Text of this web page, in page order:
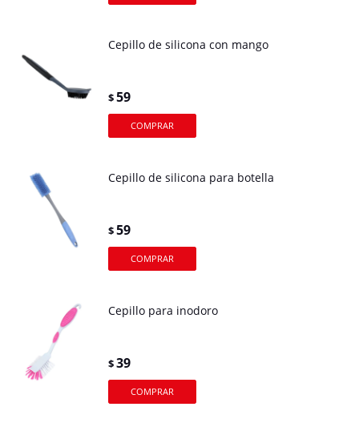
Cepillo de silicona con mango
$59
Cepillo de silicona para botella
$59
Cepillo para inodoro
$39